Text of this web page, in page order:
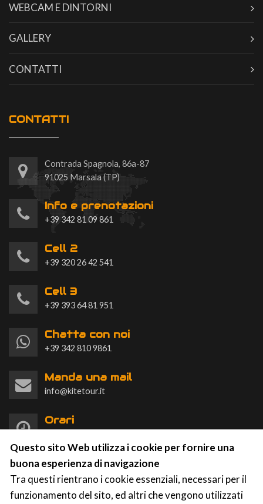
WEBCAM E DINTORNI
GALLERY
CONTATTI
CONTATTI
Contrada Spagnola, 86a-87
91025 Marsala (TP)
Info e prenotazioni
+39 342 81 09 861
Cell 2
+39 320 26 42 541
Cell 3
+39 393 64 81 951
Chatta con noi
+39 342 810 9861
Manda una mail
info@kitetour.it
Orari
Questo sito Web utilizza i cookie per fornire una
buona esperienza di navigazione
Tra questi rientrano i cookie essenziali, necessari per il
funzionamento del sito, ed altri che vengono utilizzati